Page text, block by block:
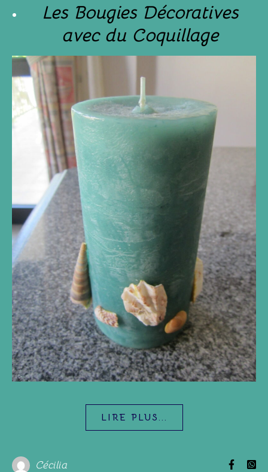
Les Bougies Décoratives
avec du Coquillage
LIRE PLUS...
Cécilia